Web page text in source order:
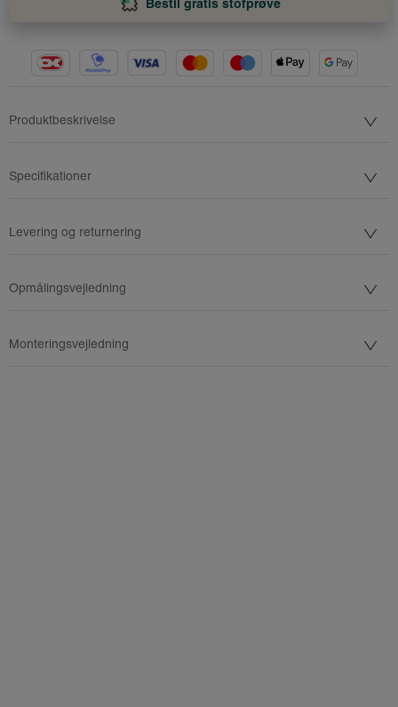
Bestil gratis stofprøve
Produktbeskrivelse
Specifikationer
Levering og returnering
Opmålingsvejledning
Monteringsvejledning